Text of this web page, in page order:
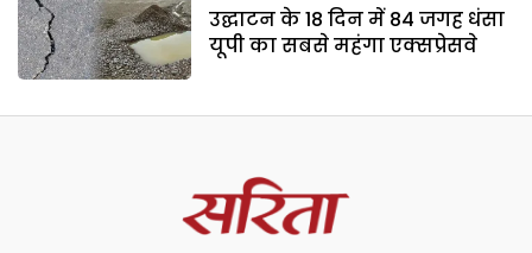
उद्घाटन के 18 दिन में 84 जगह धंसा
यूपी का सबसे महंगा एक्सप्रेसवे